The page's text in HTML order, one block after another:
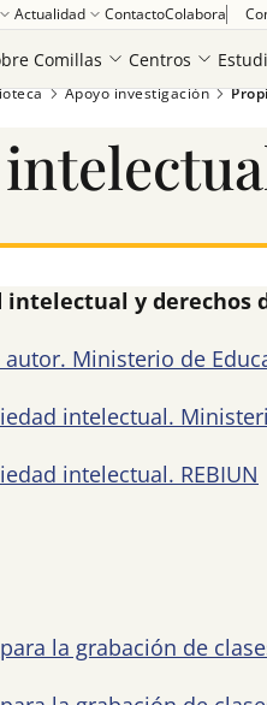
Actualidad ContactoColabora
Comillas
Centros
Apoyo investigación
intelectual y derechos
Ministerio de
intelectual.
intelectual. REBIUN
la grabación de